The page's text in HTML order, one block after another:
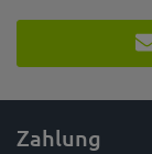
Zahlung